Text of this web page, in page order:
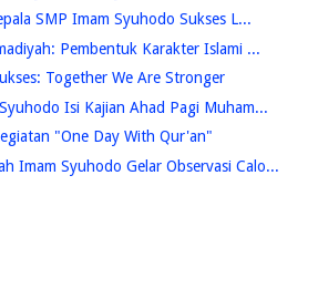
SMP Imam Syuhodo Sukses L...
Pembentuk Karakter Islami ...
Together We Are Stronger
Isi Kajian Ahad Pagi Muham...
"One Day With Qur'an"
Imam Syuhodo Gelar Observasi Calo...